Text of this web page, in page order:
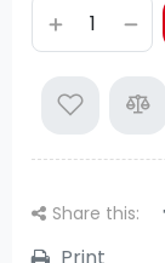
Share this: